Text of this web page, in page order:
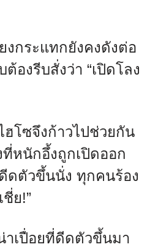
งกระแทกยังคงดังต่อ
องรีบสั่งว่า “เปิดโลง
โซจึงก้าวไปช่วยกัน
ที่หนักอึ้งถูกเปิดออก
ดตัวขึ้นนั่ง ทุกคนร้อง
ชี่ย!”
าเปื่อยที่ดีดตัวขึ้นมา